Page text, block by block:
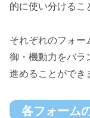
的に使い分けるこ
それぞれのフォー
御・機動力をバラ
進めることができ
各フォーム